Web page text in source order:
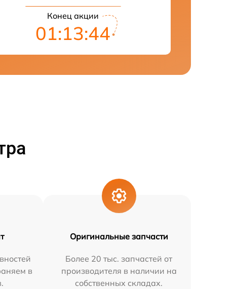
Конец акции
01:13:43
в
Оригинальные запчасти
Более 20 тыс. запчастей от
производителя в наличии на
собственных складах.